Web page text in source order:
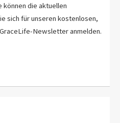
die aktuellen
sich für unseren kostenlosen,
Newsletter anmelden.